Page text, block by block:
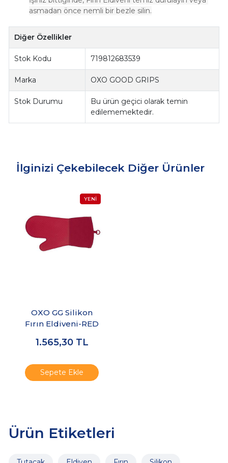
asmadan önce nemli bir bezle silin.
Diğer Özellikler
Stok Kodu 719812683539
Marka OXO GOOD GRIPS
Stok Durumu
Bu ürün geçici olarak temin
edilememektedir.
İlginizi Çekebilecek Diğer Ürünler
OXO GG Silikon
Fırın Eldiveni-RED
1.565,30 TL
Sepete Ekle
Ürün Etiketleri